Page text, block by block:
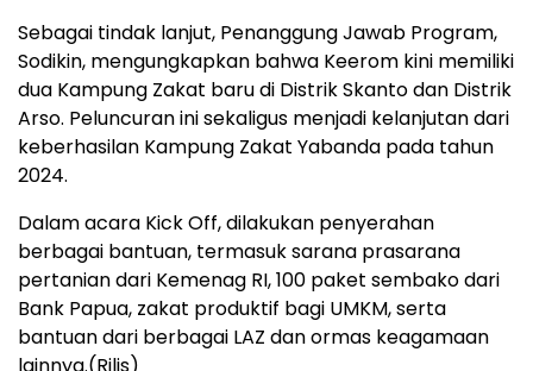
Sebagai tindak lanjut, Penanggung Jawab Program,
Sodikin, mengungkapkan bahwa Keerom kini memiliki
dua Kampung Zakat baru di Distrik Skanto dan Distrik
Arso. Peluncuran ini sekaligus menjadi kelanjutan dari
keberhasilan Kampung Zakat Yabanda pada tahun
2024.
Dalam acara Kick Off, dilakukan penyerahan
berbagai bantuan, termasuk sarana prasarana
pertanian dari Kemenag RI, 100 paket sembako dari
Bank Papua, zakat produktif bagi UMKM, serta
bantuan dari berbagai LAZ dan ormas keagamaan
lainnya.(Rilis)